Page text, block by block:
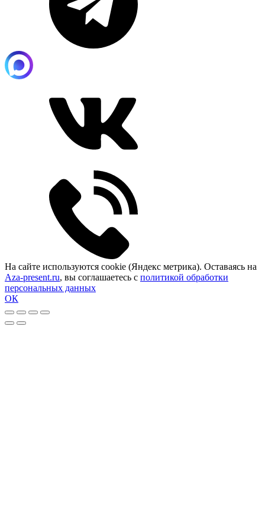
На сайте используются cookie (Яндекс метрика). Оставаясь на
Aza-present.ru, вы соглашаетесь с политикой обработки
персональных данных
ОК